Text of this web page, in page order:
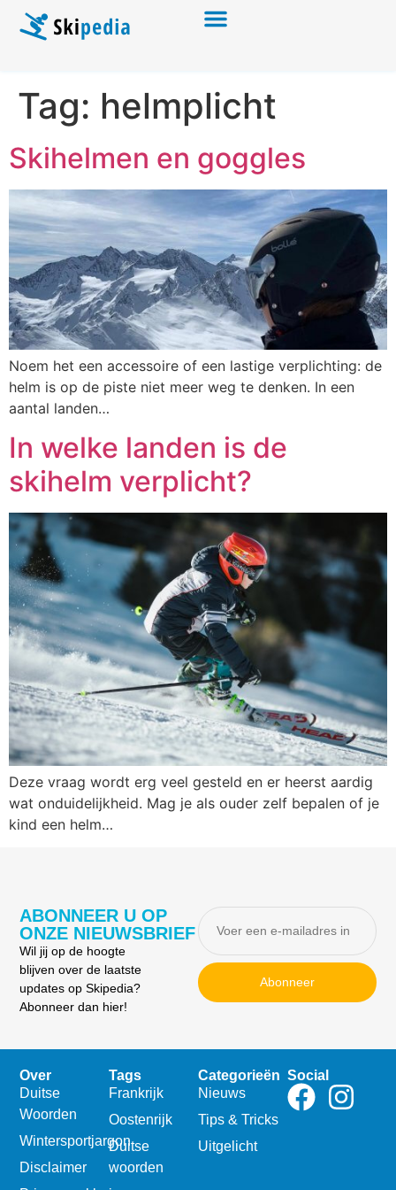
Tag: helmplicht
Skihelmen en goggles
Noem het een accessoire of een lastige verplichting: de
helm is op de piste niet meer weg te denken. In een
aantal landen…
In welke landen is de
skihelm verplicht?
Deze vraag wordt erg veel gesteld en er heerst aardig
wat onduidelijkheid. Mag je als ouder zelf bepalen of je
kind een helm…
ABONNEER U OP
ONZE NIEUWSBRIEF
Wil jij op de hoogte
blijven over de laatste
updates op Skipedia?
Abonneer dan hier!
Abonneer
Over
Duitse
Woorden
Wintersportjargon
Disclaimer
Tags
Frankrijk
Oostenrijk
Duitse
woorden
Categorieën
Nieuws
Tips & Tricks
Uitgelicht
Social